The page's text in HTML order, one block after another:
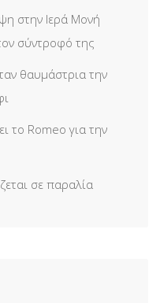
στην Ιερά Μονή
σύντροφό της
θαυμάστρια την
το Romeo για την
σε παραλία